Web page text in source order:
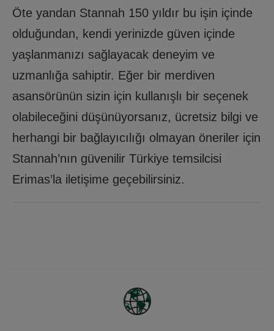
Öte yandan Stannah 150 yıldır bu işin içinde
olduğundan, kendi yerinizde güven içinde
yaşlanmanızı sağlayacak deneyim ve
uzmanlığa sahiptir. Eğer bir merdiven
asansörünün sizin için kullanışlı bir seçenek
olabileceğini düşünüyorsanız, ücretsiz bilgi ve
herhangi bir bağlayıcılığı olmayan öneriler için
Stannah’nın güvenilir Türkiye temsilcisi
Erimas’la iletişime geçebilirsiniz.